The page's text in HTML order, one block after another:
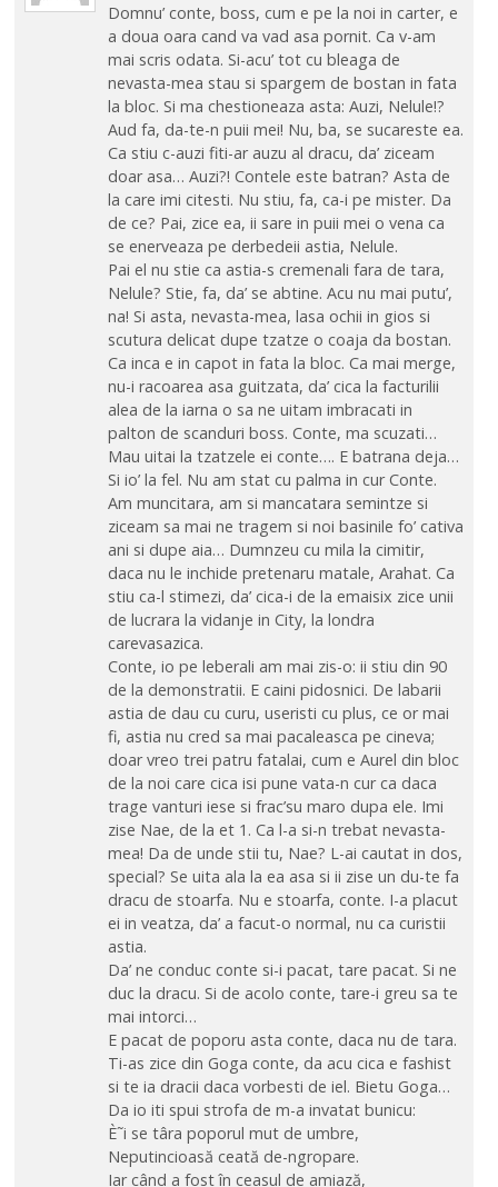
Domnu’ conte, boss, cum e pe la noi in carter, e
a doua oara cand va vad asa pornit. Ca v-am
mai scris odata. Si-acu’ tot cu bleaga de
nevasta-mea stau si spargem de bostan in fata
la bloc. Si ma chestioneaza asta: Auzi, Nelule!?
Aud fa, da-te-n puii mei! Nu, ba, se sucareste ea.
Ca stiu c-auzi fiti-ar auzu al dracu, da’ ziceam
doar asa… Auzi?! Contele este batran? Asta de
la care imi citesti. Nu stiu, fa, ca-i pe mister. Da
de ce? Pai, zice ea, ii sare in puii mei o vena ca
se enerveaza pe derbedeii astia, Nelule.
Pai el nu stie ca astia-s cremenali fara de tara,
Nelule? Stie, fa, da’ se abtine. Acu nu mai putu’,
na! Si asta, nevasta-mea, lasa ochii in gios si
scutura delicat dupe tzatze o coaja da bostan.
Ca inca e in capot in fata la bloc. Ca mai merge,
nu-i racoarea asa guitzata, da’ cica la facturilii
alea de la iarna o sa ne uitam imbracati in
palton de scanduri boss. Conte, ma scuzati…
Mau uitai la tzatzele ei conte…. E batrana deja…
Si io’ la fel. Nu am stat cu palma in cur Conte.
Am muncitara, am si mancatara semintze si
ziceam sa mai ne tragem si noi basinile fo’ cativa
ani si dupe aia… Dumnzeu cu mila la cimitir,
daca nu le inchide pretenaru matale, Arahat. Ca
stiu ca-l stimezi, da’ cica-i de la emaisix zice unii
de lucrara la vidanje in City, la londra
carevasazica.
Conte, io pe leberali am mai zis-o: ii stiu din 90
de la demonstratii. E caini pidosnici. De labarii
astia de dau cu curu, useristi cu plus, ce or mai
fi, astia nu cred sa mai pacaleasca pe cineva;
doar vreo trei patru fatalai, cum e Aurel din bloc
de la noi care cica isi pune vata-n cur ca daca
trage vanturi iese si frac’su maro dupa ele. Imi
zise Nae, de la et 1. Ca l-a si-n trebat nevasta-
mea! Da de unde stii tu, Nae? L-ai cautat in dos,
special? Se uita ala la ea asa si ii zise un du-te fa
dracu de stoarfa. Nu e stoarfa, conte. I-a placut
ei in veatza, da’ a facut-o normal, nu ca curistii
astia.
Da’ ne conduc conte si-i pacat, tare pacat. Si ne
duc la dracu. Si de acolo conte, tare-i greu sa te
mai intorci…
E pacat de poporu asta conte, daca nu de tara.
Ti-as zice din Goga conte, da acu cica e fashist
si te ia dracii daca vorbesti de iel. Bietu Goga…
Da io iti spui strofa de m-a invatat bunicu:
È˜i se târa poporul mut de umbre,
Neputincioasă ceată de-ngropare.
Iar când a fost în ceasul de amiază,